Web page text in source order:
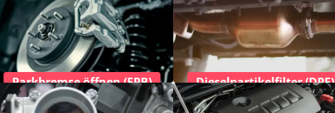
Parkbremse öffnen (EPB) Dieselpartikelfilter (DPF)